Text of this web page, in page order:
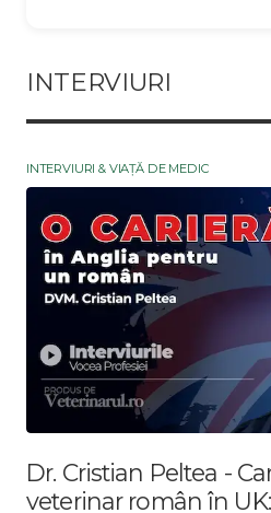
INTERVIURI
INTERVIURI & VIAȚĂ DE MEDIC
Dr. Cristian Peltea -
veterinar român în